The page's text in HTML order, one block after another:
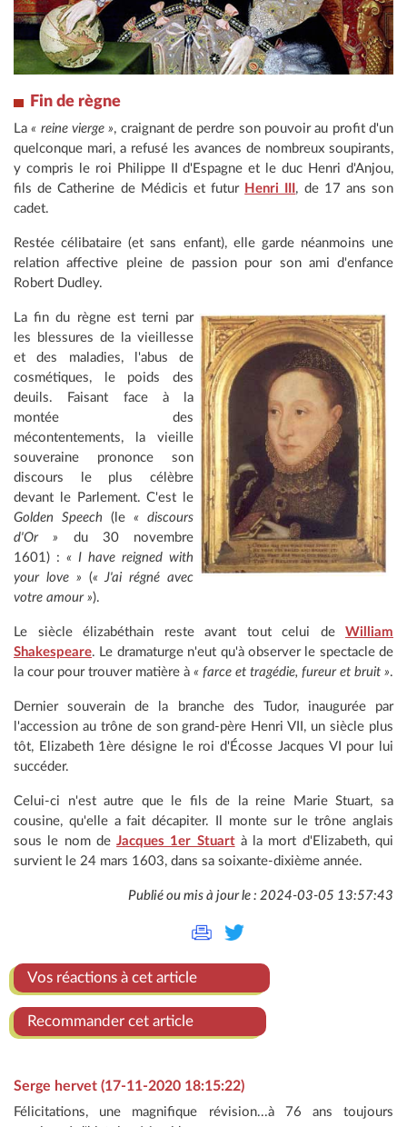
Fin de règne
La« reine vierge », craignant de perdre son pouvoir au profit d'un
quelconque mari, a refusé les avances de nombreux soupirants,
y compris le roi Philippe II d'Espagne et le duc Henri d'Anjou,
fils de Catherine de Médicis et futur Henri III , de 17 ans son
cadet.
Restée célibataire (et sans enfant), elle garde néanmoins une
relation affective pleine de passion pour son ami d'enfance
Robert Dudley.
La fin du règne est terni par
les blessures de la vieillesse
et des maladies, l'abus de
cosmétiques, le poids des
deuils. Faisant face à la
montée des
mécontentements, la vieille
souveraine prononce son
discours le plus célèbre
devant le Parlement. C'est le
Golden Speech (le « discours
d'Or » du 30 novembre
1601) : « I have reigned with
your love » (« J'ai régné avec
votre amour »).
Le siècle élizabéthain reste avant tout celui de William
Shakespeare. Le dramaturge n'eut qu'à observer le spectacle de
la cour pour trouver matière à « farce et tragédie, fureur et bruit ».
Dernier souverain de la branche des Tudor, inaugurée par
l'accession au trône de son grand-père Henri VII, un siècle plus
tôt, Elizabeth 1ère désigne le roi d'Écosse Jacques VI pour lui
succéder.
Celui-ci n'est autre que le fils de la reine Marie Stuart, sa
cousine, qu'elle a fait décapiter. Il monte sur le trône anglais
sous le nom deJacques 1er Stuartà la mort d'Elizabeth, qui
survient le 24 mars 1603, dans sa soixante-dixième année.
Publié ou mis à jour le : 2024-03-05 13:57:43
Vos réactions à cet article
Recommander cet article
Serge hervet (17-11-2020 18:15:22)
Félicitations, une magnifique révision...à 76 ans toujours